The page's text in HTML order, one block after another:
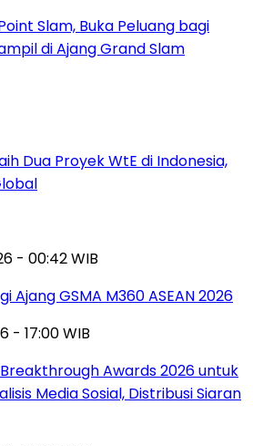
Slam, Buka Peluang bagi
di Ajang Grand Slam
Dua Proyek WtE di Indonesia,
- 00:42 WIB
Ajang GSMA M360 ASEAN 2026
- 17:00 WIB
Awards 2026 untuk
Media Sosial, Distribusi Siaran